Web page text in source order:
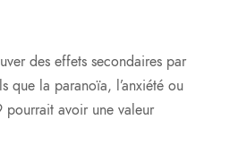
des effets secondaires par
que la paranoïa, l’anxiété ou
pourrait avoir une valeur